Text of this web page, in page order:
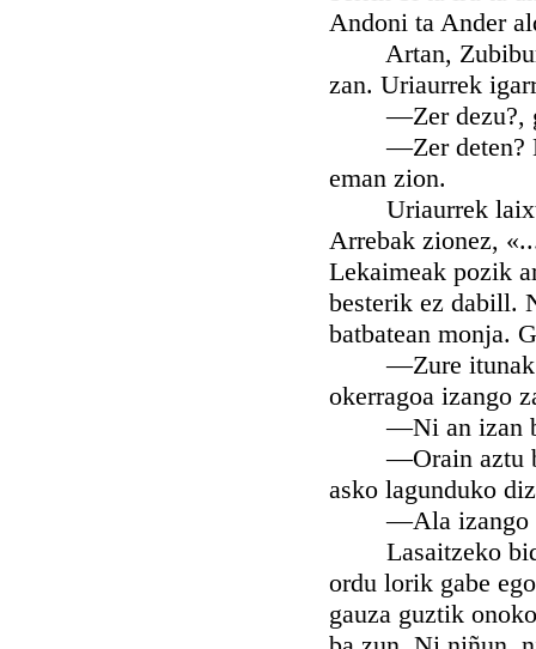
Andoni ta Ander
Artan,
zan. Uriaurrek
—Zer dezu?,
—Zer deten?
eman zion.
Uriaurrek
Arrebak zionez,
Lekaimeak pozik
besterik ez dabill.
batbatean monja.
—Zure itunak ez
okerragoa izango
—Ni an izan
—Orain aztu
asko lagunduko
—Ala izango da
Lasaitzeko bide
ordu lorik gabe
gauza guztik